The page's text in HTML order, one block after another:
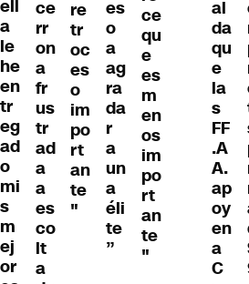
ell
a
le
he
en
tr
eg
ad
o
mi
s
m
ej
or
ce
rr
on
a
fr
us
tr
ad
a
a
es
co
lt
a
re
tr
oc
es
o
im
po
rt
an
te
"
es
o
a
ag
ra
da
r
a
un
a
éli
te
”
ce
qu
e
es
m
en
os
im
po
rt
an
te
"
al
da
qu
e
la
s
FF
.A
A.
ap
oy
en
a
C